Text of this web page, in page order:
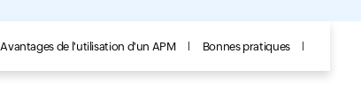
Avantages de l'utilisation d'un APM Bonnes pratiques